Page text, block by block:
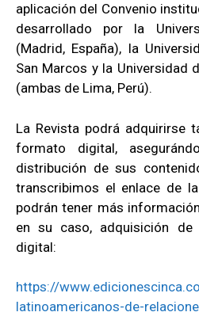
aplicación del Convenio
desarrollado por la
(Madrid, España), la
San Marcos y la Universidad
(ambas de Lima, Perú).
La Revista podrá adquirirse
formato digital,
distribución de sus
transcribimos el enlace de
podrán tener más
en su caso, adquisición
digital:
https://
latinoamericanos-de-